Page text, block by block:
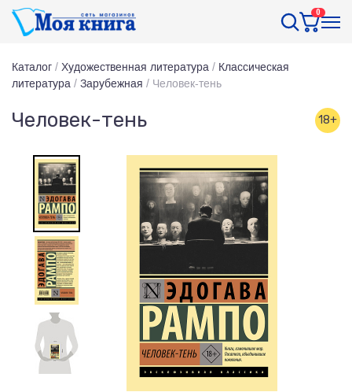
0
Каталог / Художественная литература / Классическая
литература / Зарубежная / Человек-тень
Человек-тень 18+